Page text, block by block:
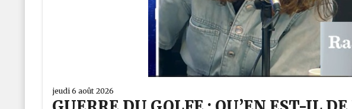
jeudi 6 août 2026